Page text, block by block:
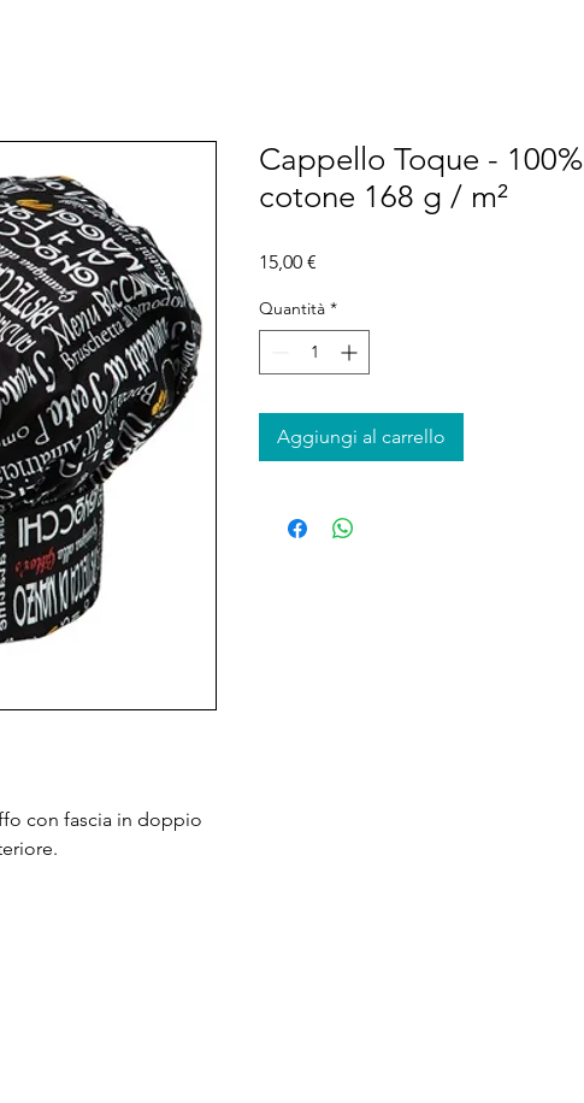
con fascia in doppio
Cappello Toque - 100%
cotone 168 g / m²
15,00 €
Quantità *
Aggiungi al carrello